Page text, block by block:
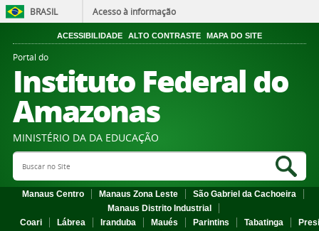
BRASIL Acesso à informação
ACESSIBILIDADE ALTO CONTRASTE MAPA DO SITE
Portal do
Instituto Federal do
Amazonas
MINISTÉRIO DA DA EDUCAÇÃO
Search Site
Manaus Centro Manaus Zona Leste
São Gabriel da Cachoeira
Manaus Distrito Industrial
Coari
Lábrea Iranduba Maués Parintins Tabatinga